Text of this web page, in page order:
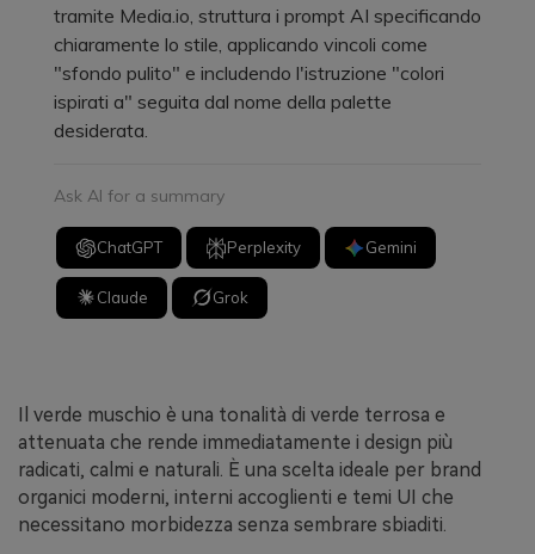
tramite Media.io, struttura i prompt AI specificando
chiaramente lo stile, applicando vincoli come
"sfondo pulito" e includendo l'istruzione "colori
ispirati a" seguita dal nome della palette
desiderata.
Ask AI for a summary
ChatGPT Perplexity Gemini
Claude Grok
Il verde muschio è una tonalità di verde terrosa e
attenuata che rende immediatamente i design più
radicati, calmi e naturali. È una scelta ideale per brand
organici moderni, interni accoglienti e temi UI che
necessitano morbidezza senza sembrare sbiaditi.